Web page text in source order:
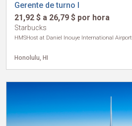
Gerente de turno I
21,92 $ a 26,79 $ por hora
Starbucks
HMSHost at Daniel Inouye International Airport
Honolulu, HI